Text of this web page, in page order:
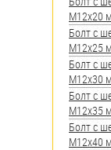
Пробки
М12х20
Болт с
М12х25
Болт с
М12х30
Болт с
М12х35
Болт с
М12х40